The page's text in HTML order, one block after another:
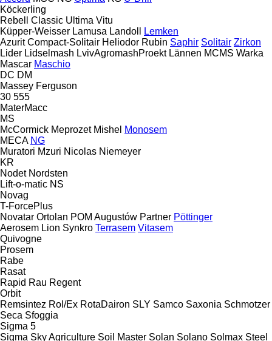
Köckerling
Rebell Classic Ultima Vitu
Küpper-Weisser Lamusa Landoll
Lemken
Azurit Compact-Solitair Heliodor Rubin Saphir Solitair Zirkon
Lider Lidselmash LvivAgromashProekt Lännen MCMS Warka
Mascar Maschio
DC DM
Massey Ferguson
30 555
MaterMacc
MS
McCormick Meprozet Mishel Monosem
MECA NG
Muratori Mzuri Nicolas Niemeyer
KR
Nodet Nordsten
Lift-o-matic NS
Novag
T-ForcePlus
Novatar Ortolan POM Augustów Partner Pöttinger
Aerosem Lion Synkro Terrasem Vitasem
Quivogne
Prosem
Rabe
Rasat
Rapid Rau Regent
Orbit
Remsintez Rol/Ex RotaDairon SLY Samco Saxonia Schmotzer
Seca Sfoggia
Sigma 5
Sigma Sky Agriculture Soil Master Solan Solano Solmax Steel